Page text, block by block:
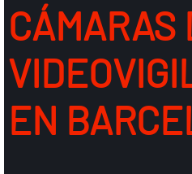
CÁMARAS
EN